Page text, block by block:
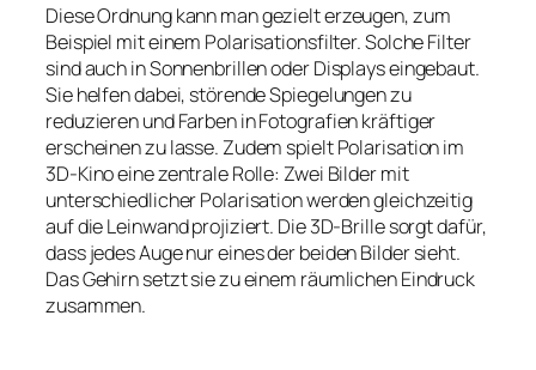
Diese Ordnung kann man gezielt erzeugen, zum
Beispiel mit einem Polarisationsfilter. Solche Filter
sind auch in Sonnenbrillen oder Displays eingebaut.
Sie helfen dabei, störende Spiegelungen zu
reduzieren und Farben in Fotografien kräftiger
erscheinen zu lasse. Zudem spielt Polarisation im
3D-Kino eine zentrale Rolle: Zwei Bilder mit
unterschiedlicher Polarisation werden gleichzeitig
auf die Leinwand projiziert. Die 3D-Brille sorgt dafür,
dass jedes Auge nur eines der beiden Bilder sieht.
Das Gehirn setzt sie zu einem räumlichen Eindruck
zusammen.